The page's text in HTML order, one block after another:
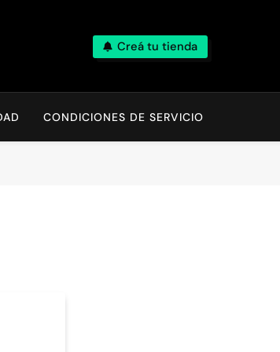
Creá tu tienda
CONDICIONES DE SERVICIO